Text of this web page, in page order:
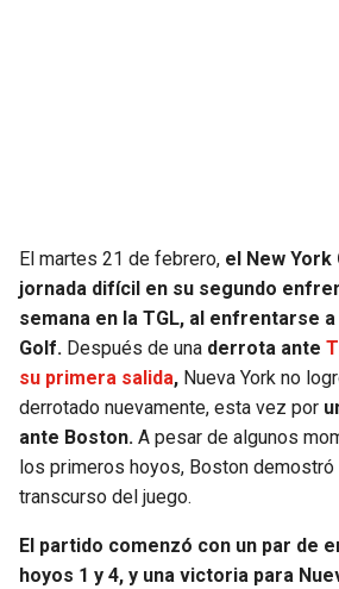
El martes 21 de febrero, el New York
jornada difícil en su segundo
semana en la TGL, al enfrentarse
Golf. Después de una derrota ante
su primera salida, Nueva York no
derrotado nuevamente, esta vez por
ante Boston. A pesar de algunos
los primeros hoyos, Boston demostró
transcurso del juego.
El partido comenzó con un par de
hoyos 1 y 4, y una victoria para